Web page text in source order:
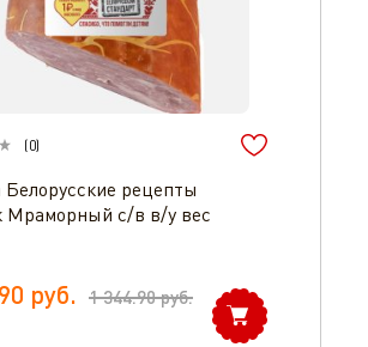
(0)
Белорусские рецепты
Мраморный с/в в/у вес
руб. 1 344.90руб.